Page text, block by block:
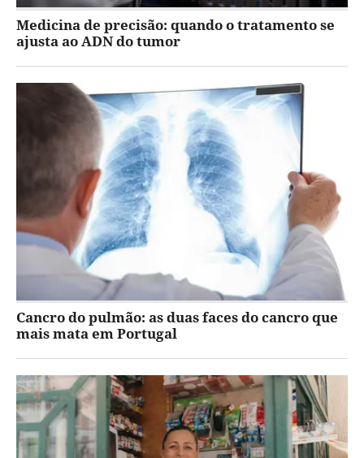
Medicina de precisão: quando o tratamento se
ajusta ao ADN do tumor
Cancro do pulmão: as duas faces do cancro que
mais mata em Portugal